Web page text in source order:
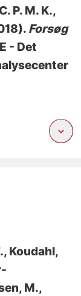
P. M. K.,
Forsøg
- Det
, Koudahl,
M.,